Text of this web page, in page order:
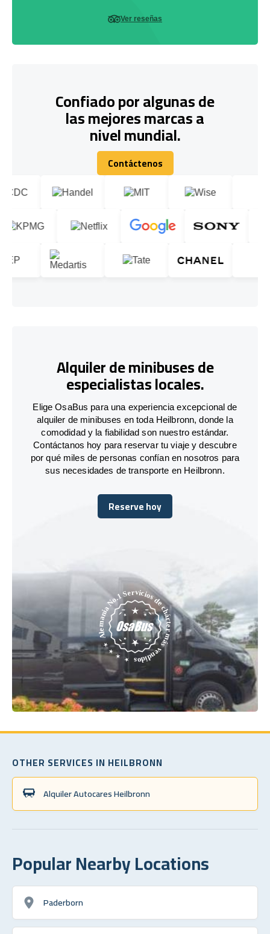
Ver reseñas
Confiado por algunas de
las mejores marcas a
nivel mundial.
Contáctenos
Contáctenos
Alquiler de minibuses de
especialistas locales.
Elige OsaBus para una experiencia excepcional de
alquiler de minibuses en toda Heilbronn, donde la
comodidad y la fiabilidad son nuestro estándar.
Contáctanos hoy para reservar tu viaje y descubre
por qué miles de personas confían en nosotros para
sus necesidades de transporte en Heilbronn.
Reserve hoy
Reserve hoy
OTHER SERVICES IN HEILBRONN
Alquiler Autocares Heilbronn
Popular Nearby Locations
Paderborn